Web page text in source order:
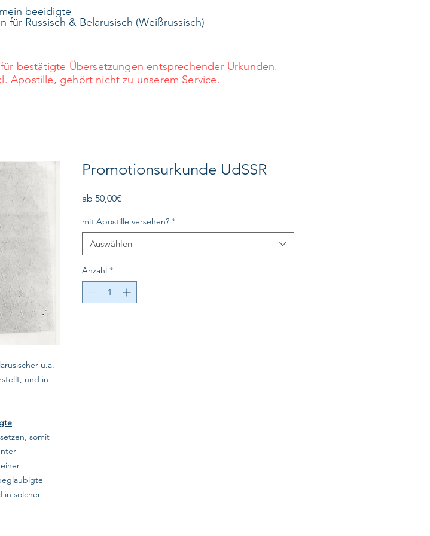
beeidigte
für Russisch & Belarusisch (Weißrussisch)
u.a.
und in
somit
in solcher
Promotionsurkunde UdSSR
ab 50,00€
mit Apostille versehen? *
Auswählen
Anzahl *
bestätigte Übersetzungen entsprechender Urkunden.
Apostille, gehört nicht zu unserem Service.